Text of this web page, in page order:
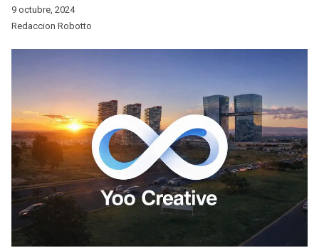
9 octubre, 2024
Redaccion Robotto